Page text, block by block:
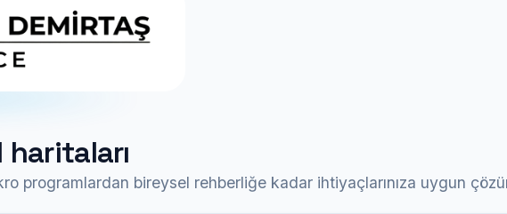
programlardan bireysel rehberliğe kadar ihtiyaçlarınıza uygun